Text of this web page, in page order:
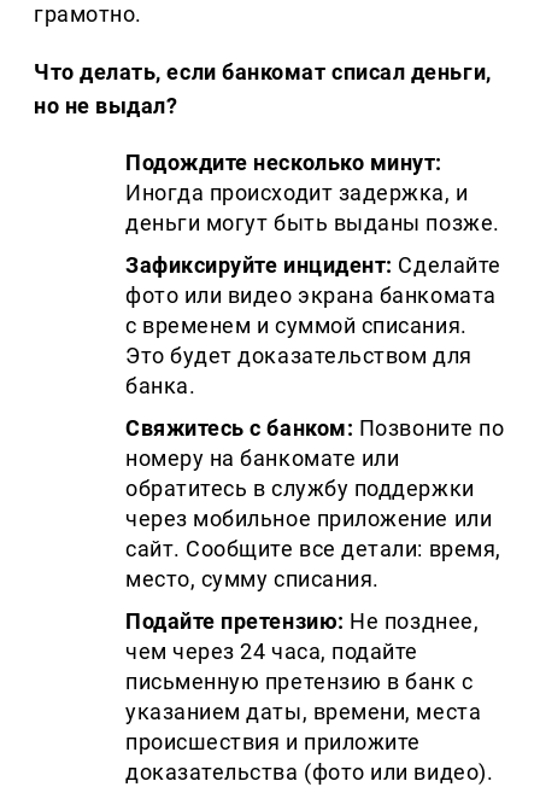
грамотно.
Что делать, если банкомат списал деньги,
но не выдал?
Подождите несколько минут:
Иногда происходит задержка, и
деньги могут быть выданы позже.
Зафиксируйте инцидент: Сделайте
фото или видео экрана банкомата
с временем и суммой списания.
Это будет доказательством для
банка.
Свяжитесь с банком: Позвоните по
номеру на банкомате или
обратитесь в службу поддержки
через мобильное приложение или
сайт. Сообщите все детали: время,
место, сумму списания.
Подайте претензию: Не позднее,
чем через 24 часа, подайте
письменную претензию в банк с
указанием даты, времени, места
происшествия и приложите
доказательства (фото или видео).